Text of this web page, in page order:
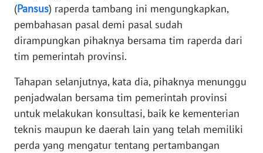
(Pansus) raperda tambang ini mengungkapkan,
pembahasan pasal demi pasal sudah
dirampungkan pihaknya bersama tim raperda dari
tim pemerintah provinsi.
Tahapan selanjutnya, kata dia, pihaknya menunggu
penjadwalan bersama tim pemerintah provinsi
untuk melakukan konsultasi, baik ke kementerian
teknis maupun ke daerah lain yang telah memiliki
perda yang mengatur tentang pertambangan
JABAR
WN
BANTEN
WN
NTT
WN
KEPRI